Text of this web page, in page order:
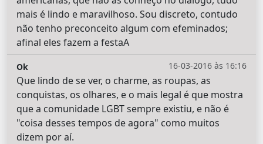
mais é lindo e maravilhoso. Sou discreto, contudo
não tenho preconceito algum com efeminados;
afinal eles fazem a festaA
16-03-2016 às 16:16
Ok
Que lindo de se ver, o charme, as roupas, as
conquistas, os olhares, e o mais legal é que mostra
que a comunidade LGBT sempre existiu, e não é
"coisa desses tempos de agora" como muitos
dizem por aí.